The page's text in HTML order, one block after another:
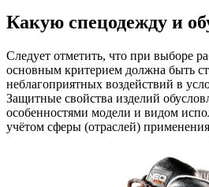
Какую спецодежду и
Следует отметить, что при выборе
основным критерием должна быть
неблагоприятных воздействий в
Защитные свойства изделий
особенностями модели и видом
учётом сферы (отраслей)